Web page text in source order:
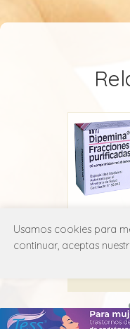
Usamos cookies para
continuar, aceptas